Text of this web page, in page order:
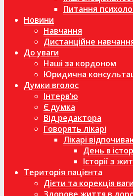
Питання
Новини
Навчання
Дистанційне
До уваги
Наші за кордоном
Юридична
Думки вголос
Інтерв’ю
Є думка
Від редактора
Говорять лікарі
Лікарі
День в
Історії з
Територія пацієнта
Дієти та корекція ваги
Здорове життя в